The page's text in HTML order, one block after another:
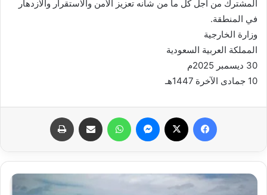
المشترك من أجل كل ما من شأنه تعزيز الأمن والاستقرار والازدهار
في المنطقة.
وزارة الخارجية
المملكة العربية السعودية
30 ديسمبر 2025م
10 جمادى الآخرة 1447هـ
فيسبوك ماسنجر واتساب مشاركة عبر البريد